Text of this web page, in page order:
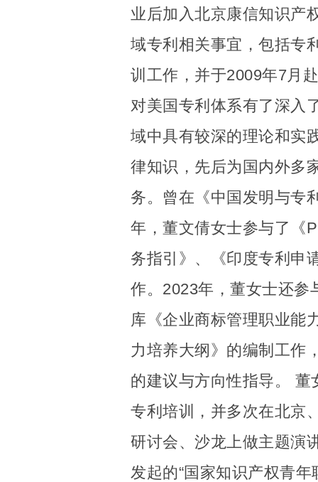
业后加入北京康信知识产
域专利相关事宜，包括专
训工作，并于2009年7月
对美国专利体系有了深入
域中具有较深的理论和实
律知识，先后为国内外多
务。曾在《中国发明与专
年，董文倩女士参与了《
务指引》、《印度专利申
作。2023年，董女士还参
库《企业商标管理职业能
力培养大纲》的编制工作
的建议与方向性指导。
专利培训，并多次在北京
研讨会、沙龙上做主题演
发起的“国家知识产权青